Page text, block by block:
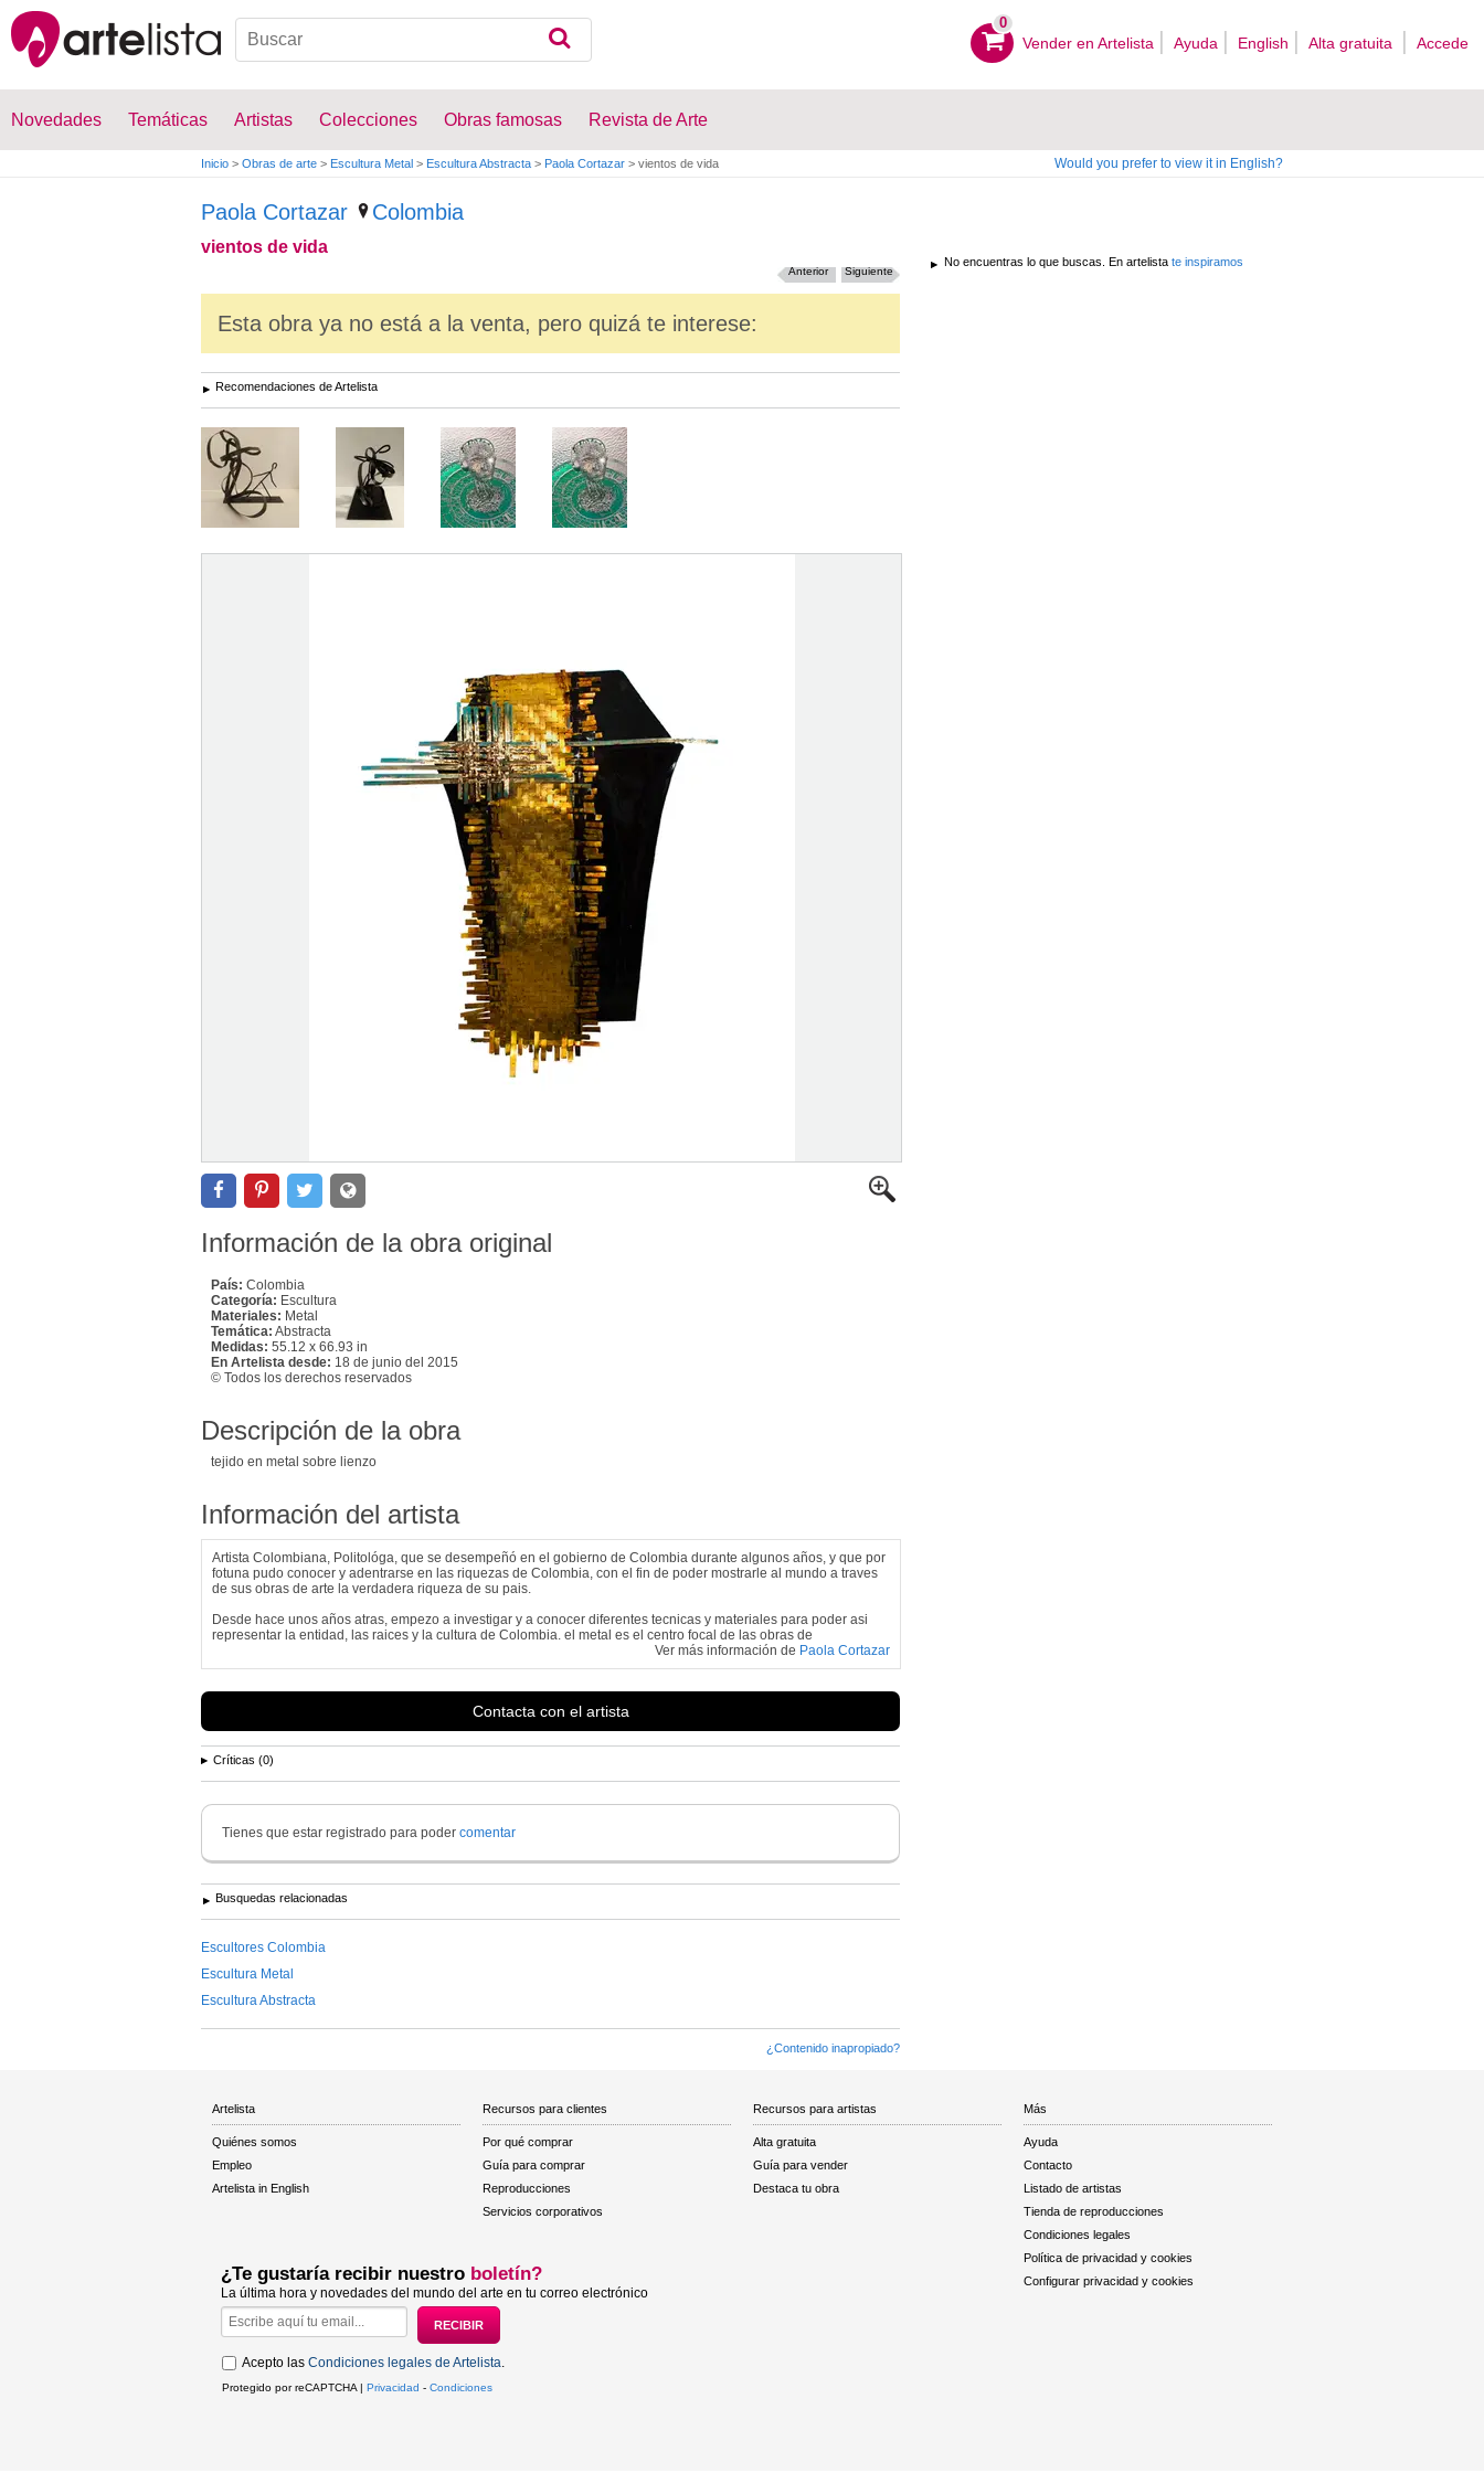
0
Vender en Artelista Ayuda English Alta gratuita Accede
Novedades Temáticas Artistas Colecciones Obras famosas Revista de Arte
Inicio > Obras de arte > Escultura Metal > Escultura Abstracta > Paola Cortazar > vientos de vida Would you prefer to view it in English?
Paola Cortazar Colombia
vientos de vida
Siguiente
Anterior
Esta obra ya no está a la venta, pero quizá te interese:
Recomendaciones de Artelista
Información de la obra original
País: Colombia
Categoría: Escultura
Materiales: Metal
Temática: Abstracta
Medidas: 55.12 x 66.93 in
En Artelista desde: 18 de junio del 2015
© Todos los derechos reservados
Descripción de la obra
tejido en metal sobre lienzo
Información del artista
Artista Colombiana, Politológa, que se desempeñó en el gobierno de Colombia durante algunos años, y que por
fotuna pudo conocer y adentrarse en las riquezas de Colombia, con el fin de poder mostrarle al mundo a traves
de sus obras de arte la verdadera riqueza de su pais.
Desde hace unos años atras, empezo a investigar y a conocer diferentes tecnicas y materiales para poder asi
representar la entidad, las raices y la cultura de Colombia. el metal es el centro focal de las obras de
Ver más información de Paola Cortazar
Contacta con el artista
Críticas (0)
Tienes que estar registrado para poder comentar
Busquedas relacionadas
Escultores Colombia
Escultura Metal
Escultura Abstracta
¿Contenido inapropiado?
No encuentras lo que buscas. En artelista te inspiramos
Artelista
Quiénes somos
Empleo
Artelista in English
Recursos para clientes
Por qué comprar
Guía para comprar
Reproducciones
Servicios corporativos
Recursos para artistas
Alta gratuita
Guía para vender
Destaca tu obra
Más
Ayuda
Contacto
Listado de artistas
Tienda de reproducciones
Condiciones legales
Política de privacidad y cookies
Configurar privacidad y cookies
¿Te gustaría recibir nuestro boletín?
La última hora y novedades del mundo del arte en tu correo electrónico
Acepto las Condiciones legales de Artelista
Protegido por reCAPTCHA | Privacidad - Condiciones